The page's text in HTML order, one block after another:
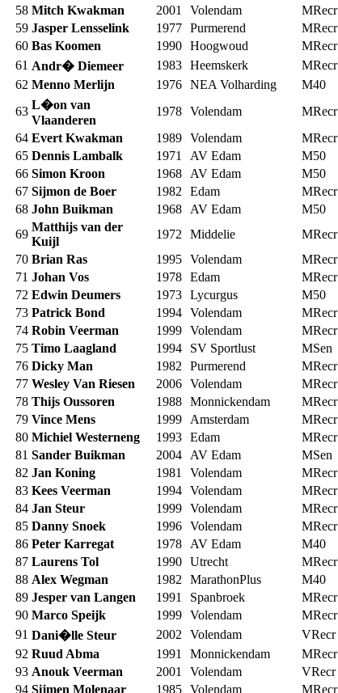
58 Mitch Kwakman 2001 Volendam MRecr
59 Jasper Lensselink 1977 Purmerend MRecr
60 Bas Koomen 1990 Hoogwoud MRecr
61 Andr� Diemeer 1983 Heemskerk MRecr
62 Menno Merlijn 1976 NEA Volharding M40
63 L�on van
Vlaanderen
1978 Volendam MRecr
64 Evert Kwakman 1989 Volendam MRecr
65 Dennis Lambalk 1971 AV Edam M50
66 Simon Kroon 1968 AV Edam M50
67 Sijmon de Boer 1982 Edam MRecr
68 John Buikman 1968 AV Edam M50
69
Matthijs van der
Kuijl
1972 Middelie MRecr
70 Brian Ras 1995 Volendam MRecr
71 Johan Vos 1978 Edam MRecr
72 Edwin Deumers 1973 Lycurgus M50
73 Patrick Bond 1994 Volendam MRecr
74 Robin Veerman 1999 Volendam MRecr
75 Timo Laagland 1994 SV Sportlust MSen
76 Dicky Man 1982 Purmerend MRecr
77 Wesley Van Riesen 2006 Volendam MRecr
78 Thijs Oussoren 1988 Monnickendam MRecr
79 Vince Mens 1999 Amsterdam MRecr
80 Michiel Westerneng 1993 Edam MRecr
81 Sander Buikman 2004 AV Edam MSen
82 Jan Koning 1981 Volendam MRecr
83 Kees Veerman 1994 Volendam MRecr
84 Jan Steur 1999 Volendam MRecr
85 Danny Snoek 1996 Volendam MRecr
86 Peter Karregat 1978 AV Edam M40
87 Laurens Tol 1990 Utrecht MRecr
88 Alex Wegman 1982 MarathonPlus M40
89 Jesper van Langen 1991 Spanbroek MRecr
90 Marco Speijk 1999 Volendam MRecr
91 Dani�lle Steur 2002 Volendam VRecr
92 Ruud Abma 1991 Monnickendam MRecr
93 Anouk Veerman 2001 Volendam VRecr
94 Sijmen Molenaar 1985 Volendam MRecr